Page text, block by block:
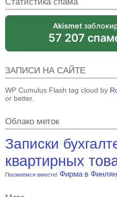
Akismet
57 207
ЗАПИСИ НА САЙТЕ
WP Cumulus Flash tag cloud by
or better.
Облако меток
Записки
квартирных
Посмеёмся вместе! Фирма в